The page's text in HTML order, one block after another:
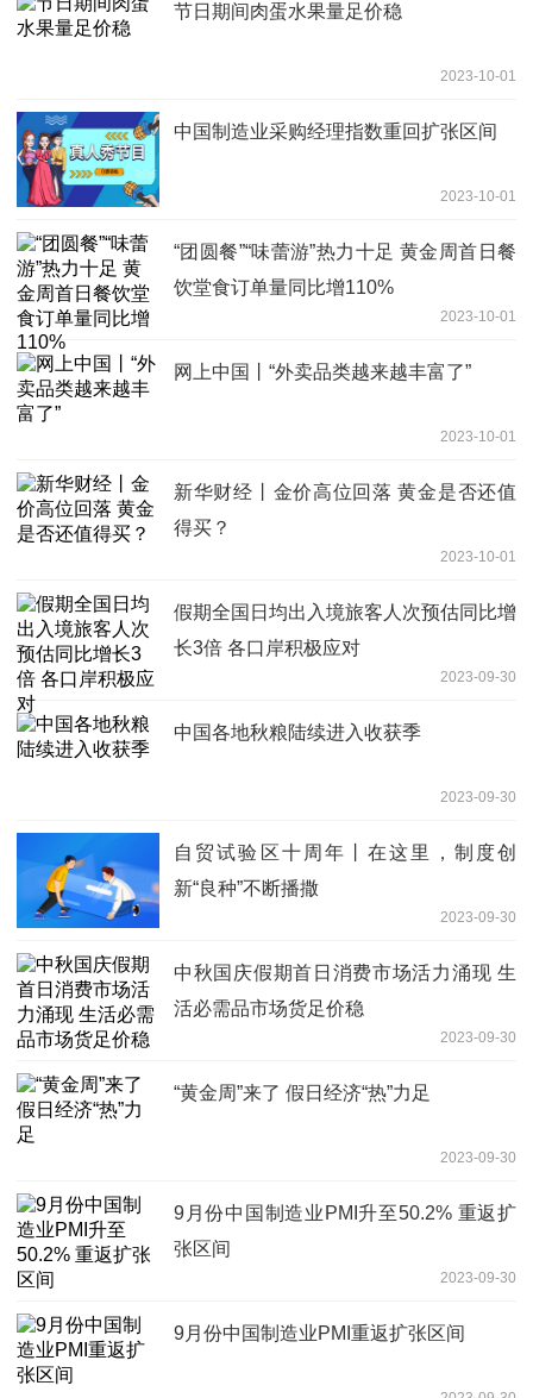
节日期间肉蛋水果量足价稳
2023-10-01
中国制造业采购经理指数重回扩张区间
2023-10-01
“团圆餐”“味蕾游”热力十足 黄金周首日餐
饮堂食订单量同比增110%
2023-10-01
网上中国丨“外卖品类越来越丰富了”
2023-10-01
新华财经丨金价高位回落 黄金是否还值
得买？
2023-10-01
假期全国日均出入境旅客人次预估同比增
长3倍 各口岸积极应对
2023-09-30
中国各地秋粮陆续进入收获季
2023-09-30
自贸试验区十周年丨在这里，制度创
新“良种”不断播撒
2023-09-30
中秋国庆假期首日消费市场活力涌现 生
活必需品市场货足价稳
2023-09-30
“黄金周”来了 假日经济“热”力足
2023-09-30
9月份中国制造业PMI升至50.2% 重返扩
张区间
2023-09-30
9月份中国制造业PMI重返扩张区间